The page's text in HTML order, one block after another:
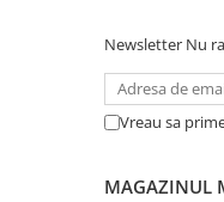
Newsletter Nu
Vreau sa
MAGAZINUL